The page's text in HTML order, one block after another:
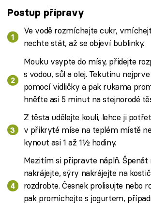
Postup přípravy
Ve vodě rozmíchejte cukr,
nechte stát, až se objeví bublinky.
Mouku vsypte do mísy, přidejte
s vodou, sůl a olej. Tekutinu
pomocí vidličky a pak rukama
hněťte asi 5 minut na stejnorodé
Z těsta udělejte kouli, lehce ji
v přikryté míse na teplém místě
kynout asi 1 až 1½ hodiny.
Mezitím si připravte náplň. Špenát
nakrájejte, sýry nakrájejte na
rozdrobte. Česnek prolisujte nebo
pak promíchejte s jogurtem,